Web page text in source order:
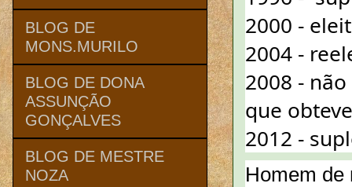
2000 -
2004 -
2008 -
que
2012 -
Homem de
BLOG DE
MONS.MURILO
BLOG DE DONA
ASSUNÇÃO
GONÇALVES
BLOG DE MESTRE
NOZA